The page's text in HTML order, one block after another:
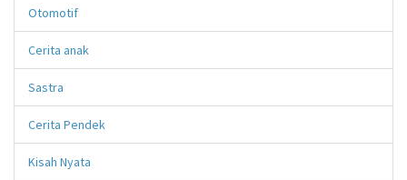
Otomotif
Cerita anak
Sastra
Cerita Pendek
Kisah Nyata